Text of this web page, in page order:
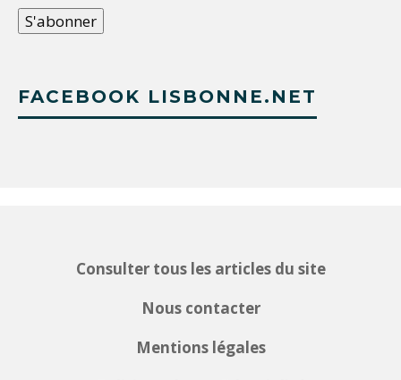
FACEBOOK LISBONNE.NET
Consulter tous les articles du site
Nous contacter
Mentions légales